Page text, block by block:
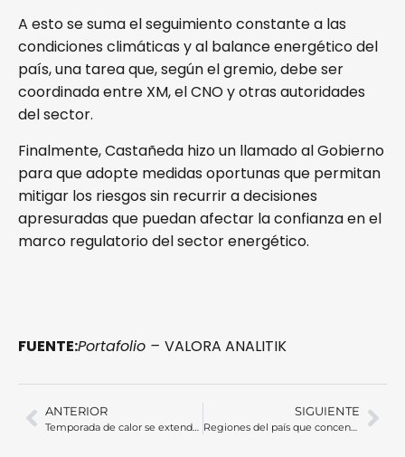
A esto se suma el seguimiento constante a las
condiciones climáticas y al balance energético del
país, una tarea que, según el gremio, debe ser
coordinada entre XM, el CNO y otras autoridades
del sector.
Finalmente, Castañeda hizo un llamado al Gobierno
para que adopte medidas oportunas que permitan
mitigar los riesgos sin recurrir a decisiones
apresuradas que puedan afectar la confianza en el
marco regulatorio del sector energético.
FUENTE:Portafolio – VALORA ANALITIK
ANTERIOR
Temporada de calor se extendería hasta finales de 2026 y presionaría al alza las tarifas de energía
SIGUIENTE
Regiones del país que concentran el mayor avance renovable, mientras Colombia enfrenta reto energético hacia 2027